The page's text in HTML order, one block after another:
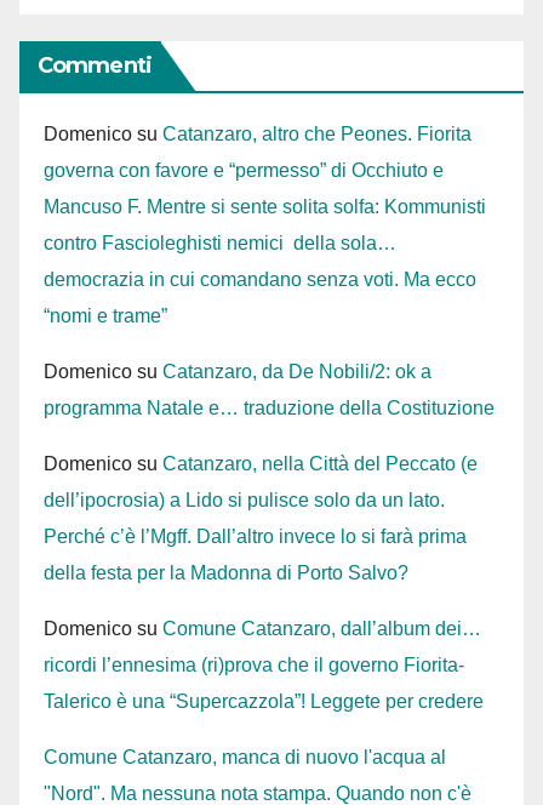
Commenti
Domenico su Catanzaro, altro che Peones. Fiorita
governa con favore e “permesso” di Occhiuto e
Mancuso F. Mentre si sente solita solfa: Kommunisti
contro Fascioleghisti nemici della sola…
democrazia in cui comandano senza voti. Ma ecco
“nomi e trame”
Domenico su Catanzaro, da De Nobili/2: ok a
programma Natale e… traduzione della Costituzione
Domenico su Catanzaro, nella Città del Peccato (e
dell’ipocrosia) a Lido si pulisce solo da un lato.
Perché c’è l’Mgff. Dall’altro invece lo si farà prima
della festa per la Madonna di Porto Salvo?
Domenico su Comune Catanzaro, dall’album dei…
ricordi l’ennesima (ri)prova che il governo Fiorita-
Talerico è una “Supercazzola”! Leggete per credere
Comune Catanzaro, manca di nuovo l'acqua al
"Nord". Ma nessuna nota stampa. Quando non c'è